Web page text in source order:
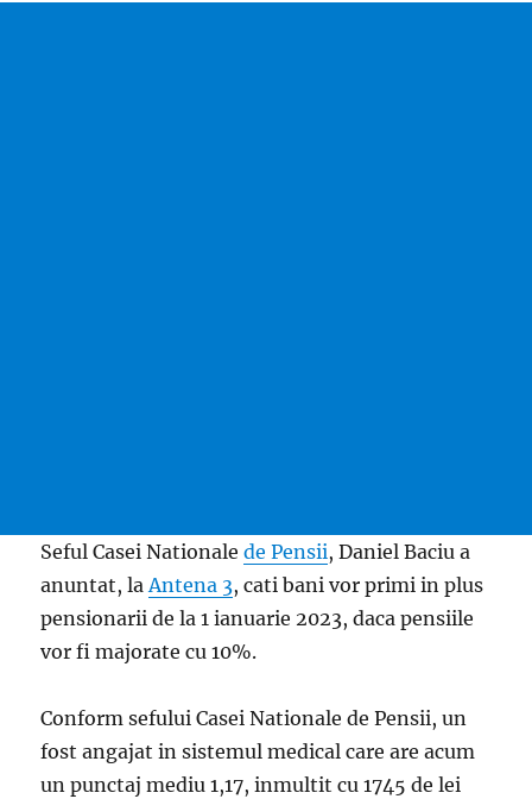
Seful Casei Nationalede Pensii, Daniel Baciu a
anuntat, laAntena 3, cati bani vor primi in plus
pensionarii de la 1 ianuarie 2023, daca pensiile
vor fi majorate cu 10%.
Conform sefului Casei Nationale de Pensii, un
fost angajat in sistemul medical care are acum
un punctaj mediu 1,17, inmultit cu 1745 de lei